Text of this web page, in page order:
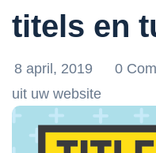
titels en
8 april, 2019 0
uit uw website